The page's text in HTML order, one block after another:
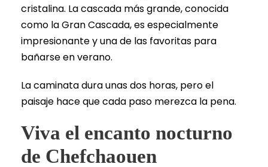
cristalina. La cascada más grande, conocida
como la Gran Cascada, es especialmente
impresionante y una de las favoritas para
bañarse en verano.
La caminata dura unas dos horas, pero el
paisaje hace que cada paso merezca la pena.
Viva el encanto nocturno
de Chefchaouen